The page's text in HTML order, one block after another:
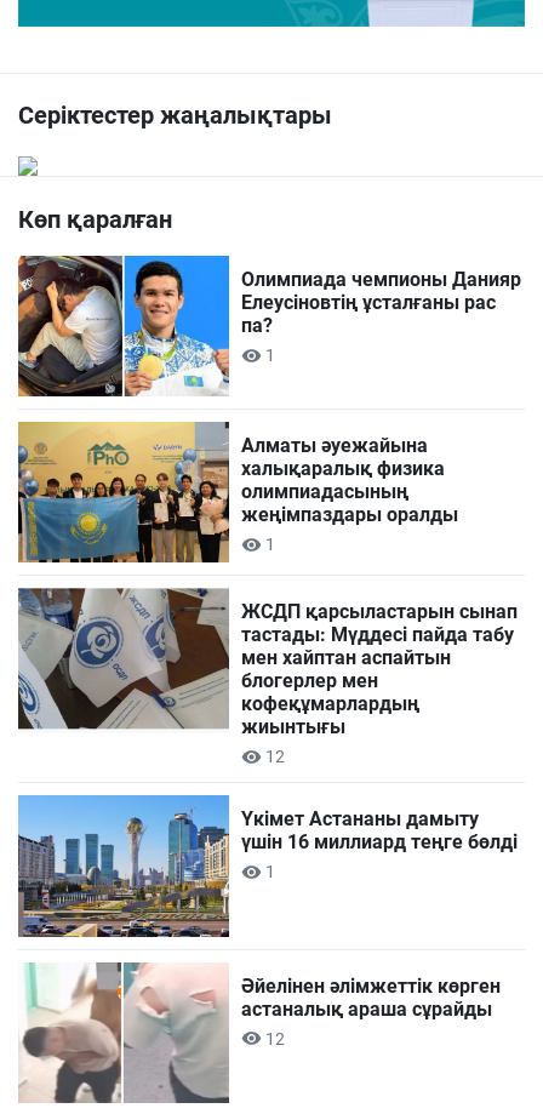
Серіктестер жаңалықтары
Көп қаралған
Олимпиада чемпионы Данияр
Елеусіновтің ұсталғаны рас
па?
1
Алматы әуежайына
халықаралық физика
олимпиадасының
жеңімпаздары оралды
1
ЖСДП қарсыластарын сынап
тастады: Мүддесі пайда табу
мен хайптан аспайтын
блогерлер мен
кофеқұмарлардың
жиынтығы
12
Үкімет Астананы дамыту
үшін 16 миллиард теңге бөлді
1
Әйелінен әлімжеттік көрген
астаналық араша сұрайды
12